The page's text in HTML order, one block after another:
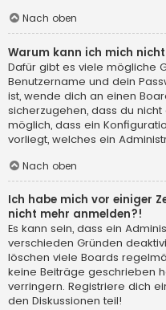
Nach oben
Warum kann ich mich
Dafür gibt es viele mögliche
Benutzername und dein
ist, wende dich an einen
sicherzugehen, dass du
möglich, dass ein
vorliegt, welches ein
Nach oben
Ich habe mich vor einiger
nicht mehr anmelden?!
Es kann sein, dass ein
verschieden Gründen
löschen viele Boards
keine Beiträge geschrieben
verringern. Registriere dich
den Diskussionen teil!